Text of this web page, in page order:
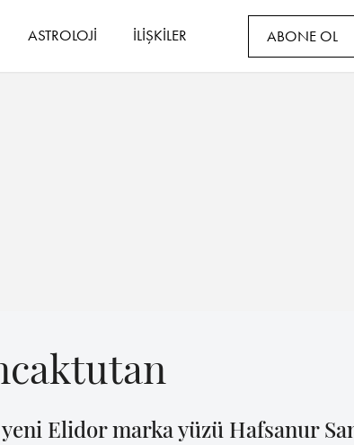
ASTROLOJİ İLİŞKİLER ABONE OL
yeni Elidor marka yüzü Hafsanur